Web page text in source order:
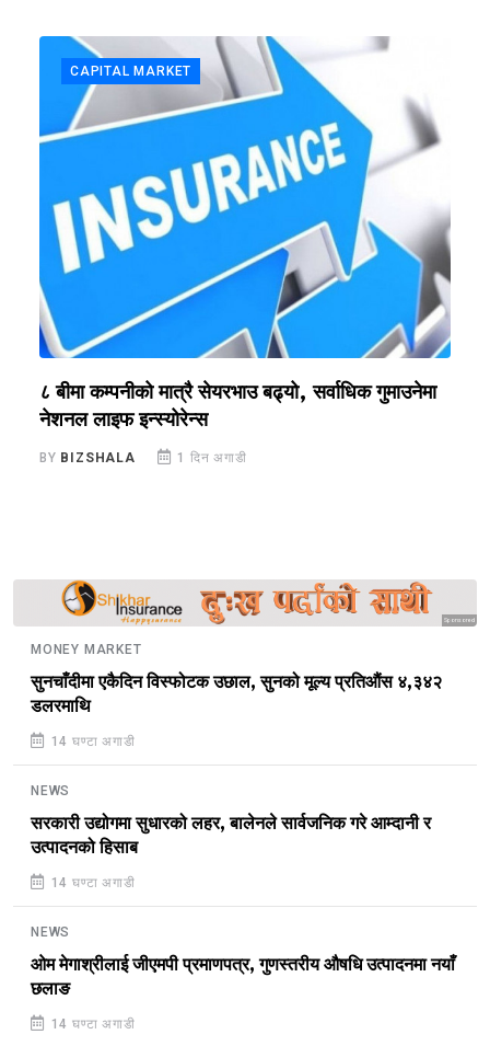
CAPITAL MARKET
८ बीमा कम्पनीको मात्रै सेयरभाउ बढ्यो, सर्वाधिक गुमाउनेमा
नेशनल लाइफ इन्स्योरेन्स
BY BIZSHALA 1 दिन अगाडी
Sponsored
MONEY MARKET
सुनचाँदीमा एकैदिन विस्फोटक उछाल, सुनको मूल्य प्रतिऔंस ४,३४२
डलरमाथि
14 घण्टा अगाडी
NEWS
सरकारी उद्योगमा सुधारको लहर, बालेनले सार्वजनिक गरे आम्दानी र
उत्पादनको हिसाब
14 घण्टा अगाडी
NEWS
ओम मेगाश्रीलाई जीएमपी प्रमाणपत्र, गुणस्तरीय औषधि उत्पादनमा नयाँ
छलाङ
14 घण्टा अगाडी